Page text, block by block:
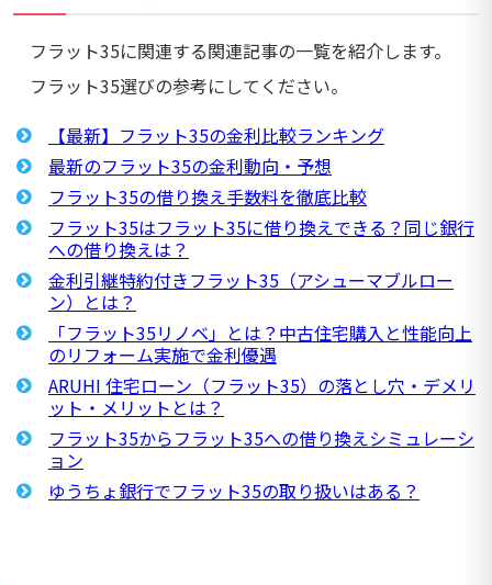
フラット35に関連する関連記事の一覧を紹介します。
フラット35選びの参考にしてください。
【最新】フラット35の金利比較ランキング
最新のフラット35の金利動向・予想
フラット35の借り換え手数料を徹底比較
フラット35はフラット35に借り換えできる？同じ銀行
への借り換えは？
金利引継特約付きフラット35（アシューマブルロー
ン）とは？
「フラット35リノベ」とは？中古住宅購入と性能向上
のリフォーム実施で金利優遇
ARUHI 住宅ローン（フラット35）の落とし穴・デメリ
ット・メリットとは？
フラット35からフラット35への借り換えシミュレーシ
ョン
ゆうちょ銀行でフラット35の取り扱いはある？